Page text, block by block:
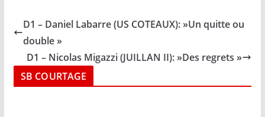
D1 – Daniel Labarre (US COTEAUX): »Un quitte ou
double »
D1 – Nicolas Migazzi (JUILLAN II): »Des regrets »
SB COURTAGE